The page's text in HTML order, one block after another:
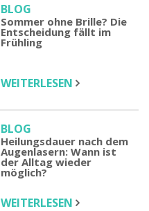
BLOG
Sommer ohne Brille? Die
Entscheidung fällt im
Frühling
WEITERLESEN
BLOG
Heilungsdauer nach dem
Augenlasern: Wann ist
der Alltag wieder
möglich?
WEITERLESEN